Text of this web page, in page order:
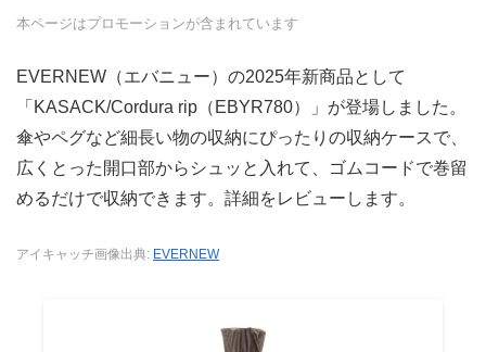
本ページはプロモーションが含まれています
EVERNEW（エバニュー）の2025年新商品として
「KASACK/Cordura rip（EBYR780）」が登場しました。
傘やペグなど細長い物の収納にぴったりの収納ケースで、
広くとった開口部からシュッと入れて、ゴムコードで巻留
めるだけで収納できます。詳細をレビューします。
アイキャッチ画像出典: EVERNEW